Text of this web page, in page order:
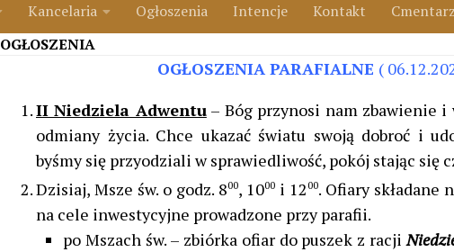
Kancelaria Ogłoszenia Intencje Kontakt
Cmentarz
OGŁOSZENIA
OGŁOSZENIA PARAFIALNE (
II Niedziela Adwentu– Bóg przynosi nam zbawienie i
odmiany życia. Chce ukazać światu swoją dobroć i
byśmy się przyodziali w sprawiedliwość, pokój stając się
Dzisiaj, Msze św. o godz. 800, 1000 i 12 00. Ofiary składane
na cele inwestycyjne prowadzone przy parafii.
po Mszach św. – zbiórka ofiar do puszek z racji